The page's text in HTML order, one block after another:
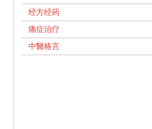
经方经药
痛症治疗
中醫格言